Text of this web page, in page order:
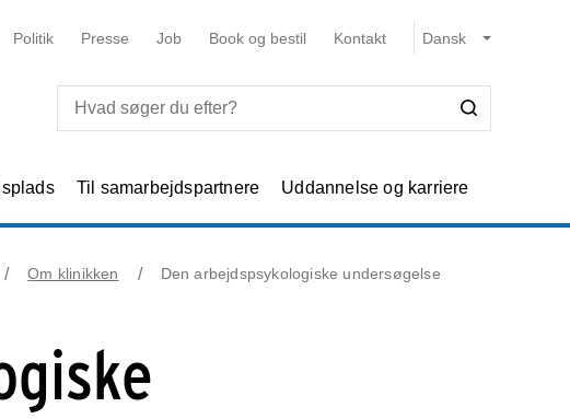
Politik Presse Job Book og bestil Kontakt
Til samarbejdspartnere Uddannelse og karriere
Om klinikken Den arbejdspsykologiske undersøgelse